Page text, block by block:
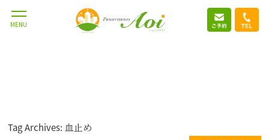
MENU
Tag Archives: 血止め